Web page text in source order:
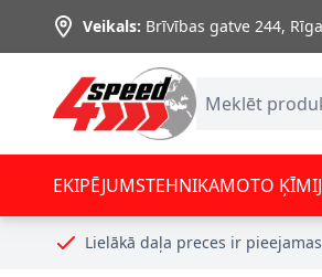
Skip to Content
Veikals: Brīvības gatve 244, Rīga
EKIPĒJUMSTEHNIKAMOTO
Lielākā daļa preces ir